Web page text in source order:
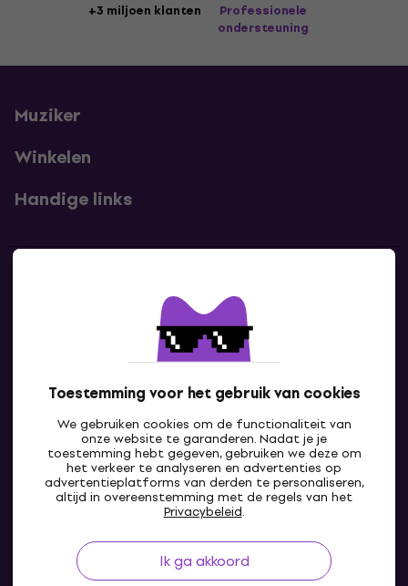
Toestemming voor het gebruik van cookies
We gebruiken cookies om de functionaliteit van
onze website te garanderen. Nadat je je
toestemming hebt gegeven, gebruiken we deze om
het verkeer te analyseren en advertenties op
advertentieplatforms van derden te personaliseren,
altijd in overeenstemming met de regels van het
Privacybeleid.
Ik ga akkoord
+3 miljoen klanten
Professionele
ondersteuning
Muziker
Winkelen
Handige links
Neem contact met ons op
NL